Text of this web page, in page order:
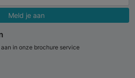
Meld je aan
in onze brochure service